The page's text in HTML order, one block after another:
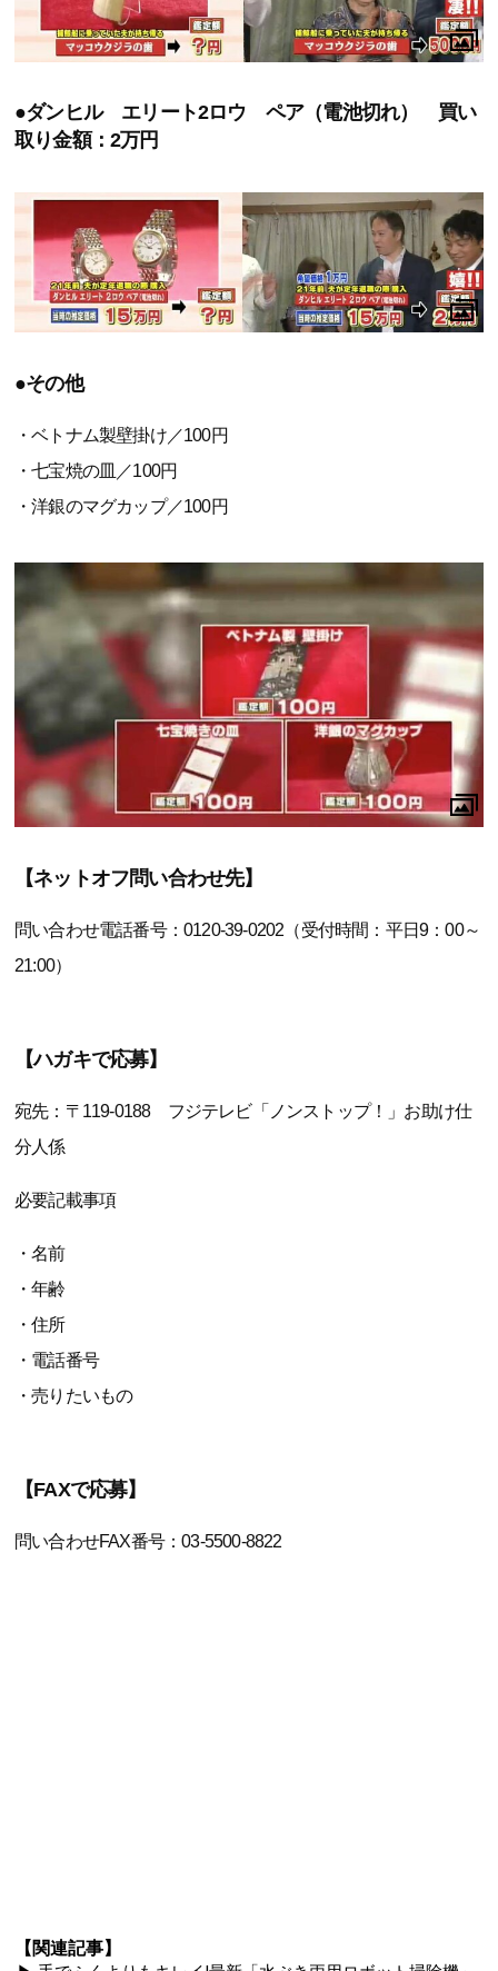
●ダンヒル エリート2ロウ ペア（電池切れ） 買い
取り金額：2万円
●その他
・ベトナム製壁掛け／100円
・七宝焼の皿／100円
・洋銀のマグカップ／100円
【ネットオフ問い合わせ先】
問い合わせ電話番号：0120-39-0202（受付時間：平日9：00～
21:00）
【ハガキで応募】
宛先：〒119-0188 フジテレビ「ノンストップ！」お助け仕
分人係
必要記載事項
・名前
・年齢
・住所
・電話番号
・売りたいもの
【FAXで応募】
問い合わせFAX番号：03-5500-8822
【関連記事】